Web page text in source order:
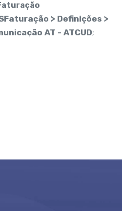
> Definições >
AT - ATCUD;